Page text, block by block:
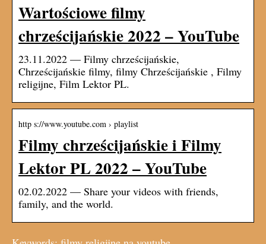
Wartościowe filmy
chrześcijańskie 2022 – YouTube
23.11.2022 — Filmy chrześcijańskie,
Chrześcijańskie filmy, filmy Chrześcijańskie , Filmy
religijne, Film Lektor PL.
http s://www.youtube.com › playlist
Filmy chrześcijańskie i Filmy
Lektor PL 2022 – YouTube
02.02.2022 — Share your videos with friends,
family, and the world.